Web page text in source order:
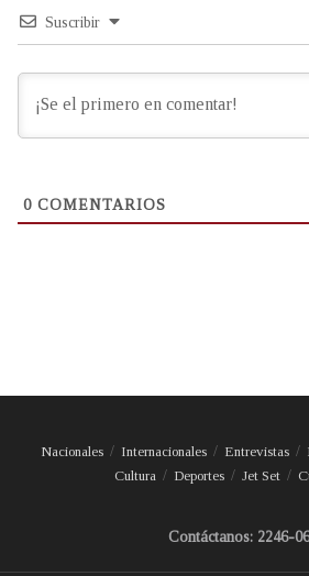
Suscribir
0 COMENTARIOS
Nacionales Internacionales Entrevistas
Cultura
Deportes Jet Set
Contáctanos: 2246-